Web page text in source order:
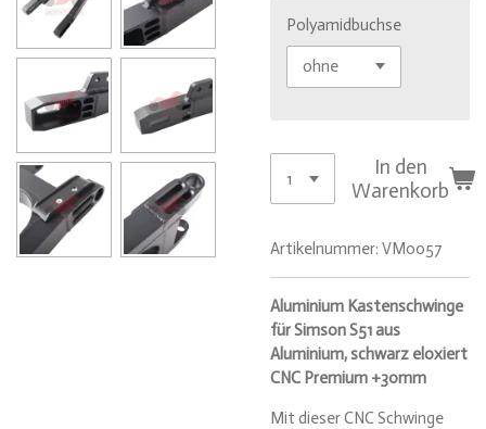
Polyamidbuchse
In den
Warenkorb
Artikelnummer: VM0057
Aluminium Kastenschwinge
für Simson S51 aus
Aluminium, schwarz eloxiert
CNC Premium +30mm
Mit dieser CNC Schwinge